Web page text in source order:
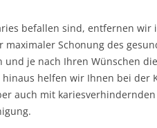
FUNKTIONSDIAGNOSTIK
KINDERBEHANDLUNG
befallen sind, entfernen
Schonung des
und je nach Ihren Wünschen
helfen wir Ihnen bei der
auch mit